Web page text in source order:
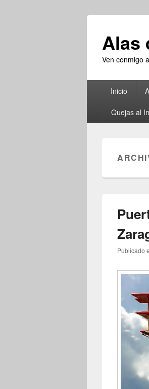
Alas
Ven conmigo
principalInicio
Quejas al
Publicado